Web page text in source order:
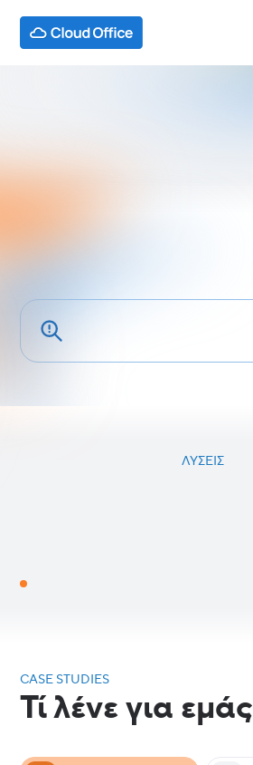
ΛΎΣΕΙΣ
CASE STUDIES
Τί λένε για εμάς